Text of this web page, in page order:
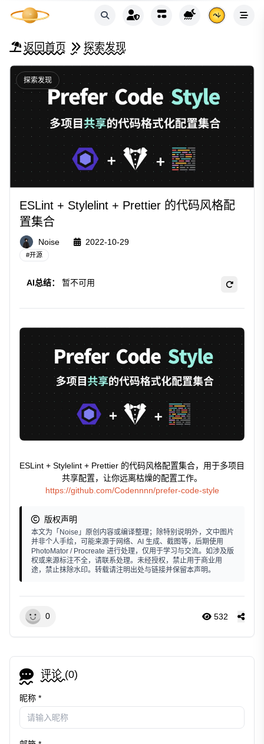
返回首页 探索发现
探索发现
ESLint + Stylelint + Prettier 的代码风格配
置集合
Noise 2022-10-29
#开源
AI总结： 暂不可用
ESLint + Stylelint + Prettier 的代码风格配置集合，用于多项目
共享配置，让你远离枯燥的配置工作。
https://github.com/Codennnn/prefer-code-style
版权声明
本文为「Noise」原创内容或编译整理；除特别说明外，文中图片
并非个人手绘，可能来源于网络、AI 生成、截图等，后期使用
PhotoMator / Procreate 进行处理，仅用于学习与交流。如涉及版
权或来源标注不全，请联系处理。未经授权，禁止用于商业用
途，禁止抹除水印。转载请注明出处与链接并保留本声明。
0 532
评论 (0)
昵称 *